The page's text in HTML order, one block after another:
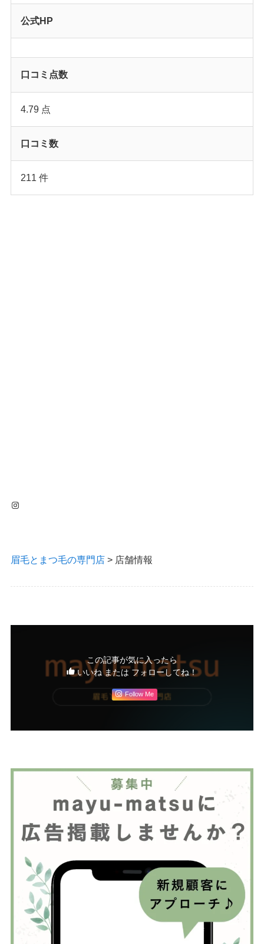
公式HP
口コミ点数
4.79 点
口コミ数
211 件
Instagram
眉毛とまつ毛の専門店> 店舗情報
この記事が気に入ったら
いいね または フォローしてね！
Follow Me